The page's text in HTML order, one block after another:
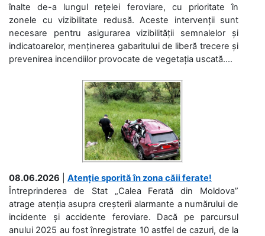
înalte de-a lungul rețelei feroviare, cu prioritate în
zonele cu vizibilitate redusă. Aceste intervenții sunt
necesare pentru asigurarea vizibilității semnalelor și
indicatoarelor, menținerea gabaritului de liberă trecere și
prevenirea incendiilor provocate de vegetația uscată....
08.06.2026
Atenție sporită în zona căii ferate!
Întreprinderea de Stat „Calea Ferată din Moldova”
atrage atenția asupra creșterii alarmante a numărului de
incidente și accidente feroviare. Dacă pe parcursul
anului 2025 au fost înregistrate 10 astfel de cazuri, de la